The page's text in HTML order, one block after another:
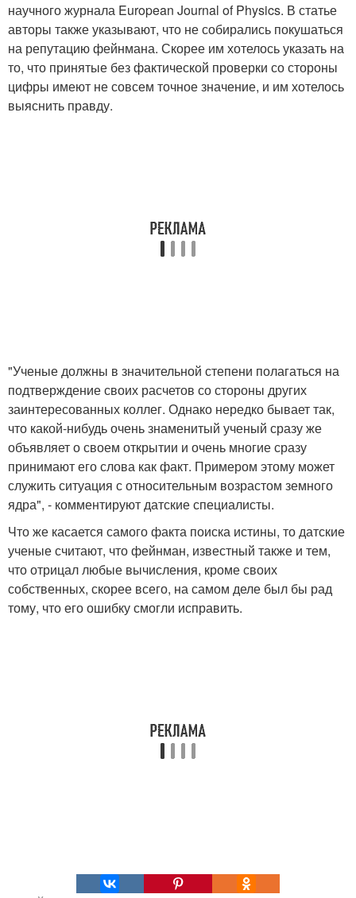
научного журнала European Journal of Physics. В статье
авторы также указывают, что не собирались покушаться
на репутацию фейнмана. Скорее им хотелось указать на
то, что принятые без фактической проверки со стороны
цифры имеют не совсем точное значение, и им хотелось
выяснить правду.
"Ученые должны в значительной степени полагаться на
подтверждение своих расчетов со стороны других
заинтересованных коллег. Однако нередко бывает так,
что какой-нибудь очень знаменитый ученый сразу же
объявляет о своем открытии и очень многие сразу
принимают его слова как факт. Примером этому может
служить ситуация с относительным возрастом земного
ядра", - комментируют датские специалисты.
Что же касается самого факта поиска истины, то датские
ученые считают, что фейнман, известный также и тем,
что отрицал любые вычисления, кроме своих
собственных, скорее всего, на самом деле был бы рад
тому, что его ошибку смогли исправить.